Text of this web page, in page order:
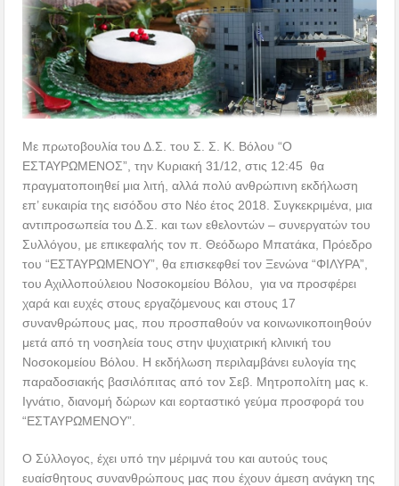
Με πρωτοβουλία του Δ.Σ. του Σ. Σ. Κ. Βόλου “Ο
ΕΣΤΑΥΡΩΜΕΝΟΣ”, την Κυριακή 31/12, στις 12:45 θα
πραγματοποιηθεί μια λιτή, αλλά πολύ ανθρώπινη εκδήλωση
επ’ ευκαιρία της εισόδου στο Νέο έτος 2018. Συγκεκριμένα, μια
αντιπροσωπεία του Δ.Σ. και των εθελοντών – συνεργατών του
Συλλόγου, με επικεφαλής τον π. Θεόδωρο Μπατάκα, Πρόεδρο
του “ΕΣΤΑΥΡΩΜΕΝΟΥ”, θα επισκεφθεί τον Ξενώνα “ΦΙΛΥΡΑ”,
του Αχιλλοπούλειου Νοσοκομείου Βόλου, για να προσφέρει
χαρά και ευχές στους εργαζόμενους και στους 17
συνανθρώπους μας, που προσπαθούν να κοινωνικοποιηθούν
μετά από τη νοσηλεία τους στην ψυχιατρική κλινική του
Νοσοκομείου Βόλου. Η εκδήλωση περιλαμβάνει ευλογία της
παραδοσιακής βασιλόπιτας από τον Σεβ. Μητροπολίτη μας κ.
Ιγνάτιο, διανομή δώρων και εορταστικό γεύμα προσφορά του
“ΕΣΤΑΥΡΩΜΕΝΟΥ”.
Ο Σύλλογος, έχει υπό την μέριμνά του και αυτούς τους
ευαίσθητους συνανθρώπους μας που έχουν άμεση ανάγκη της